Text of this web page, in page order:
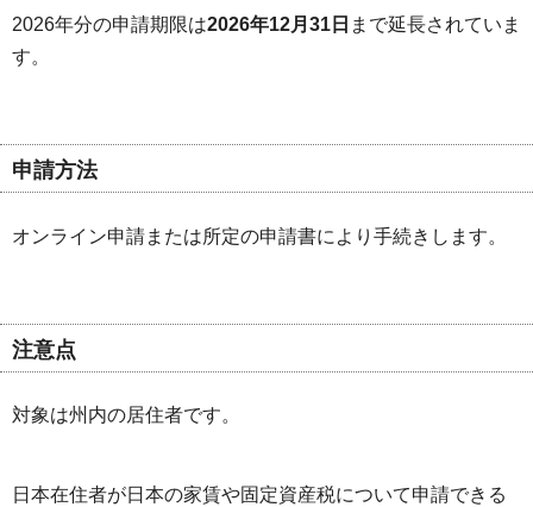
2026年分の申請期限は2026年12月31日 まで延長されていま
す。
申請方法
オンライン申請または所定の申請書により手続きします。
注意点
対象は州内の居住者です。
日本在住者が日本の家賃や固定資産税について申請できる